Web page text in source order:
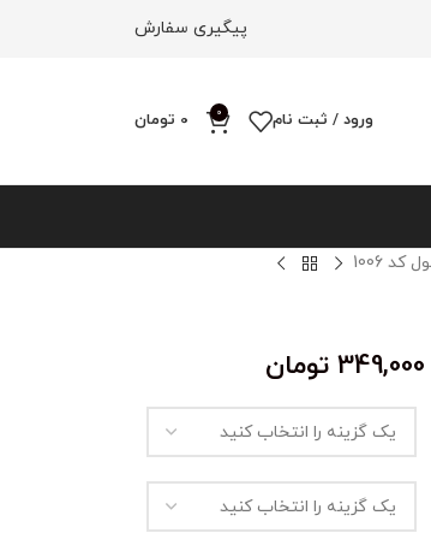
پیگیری سفارش
ورود / ثبت نام 0
0 تومان
1006
349,000 تومان